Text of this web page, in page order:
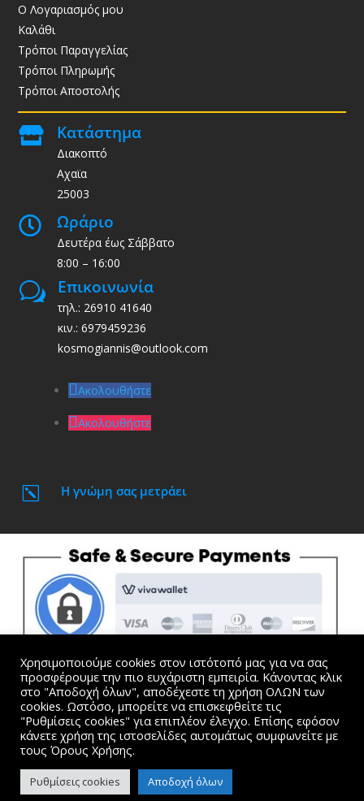
Ο Λογαριασμός μου
Καλάθι
Τρόποι Παραγγελίας
Τρόποι Πληρωμής
Τρόποι Αποστολής
 Κατάστημα
Διακοπτό
Αχαϊα
25003
 Ωράριο
Δευτέρα έως Σάββατο
8:00 – 16:00
w Επικοινωνία
τηλ.: 26910 41640
κιν.: 6979459236
kosmogiannis@outlook.com
Ακολουθήστε
Ακολουθήστε
k Η γνώμη σας μετράει
Όλες οι τιμές συμπεριλαμβάνουν Φ.Π.Α. | Όροι
Χρήσης και Προσωπικά Δεδομένα
website created by Dimitris Kosmogiannis. © 2015-2024
kosmogiannis.gr
Χρησιμοποιούμε cookies στον ιστότοπό μας για να σας
προσφέρουμε την πιο ευχάριστη εμπειρία. Κάνοντας κλικ
στο "Αποδοχή όλων", αποδέχεστε τη χρήση ΟΛΩΝ των
cookies. Ωστόσο, μπορείτε να επισκεφθείτε τις
"Ρυθμίσεις cookies" για επιπλέον έλεγχο. Επίσης εφόσον
κάνετε χρήση της ιστοσελίδες αυτομάτως συμφωνείτε με
τους Όρους Χρήσης.
Ρυθμίσεις cookies Αποδοχή όλων